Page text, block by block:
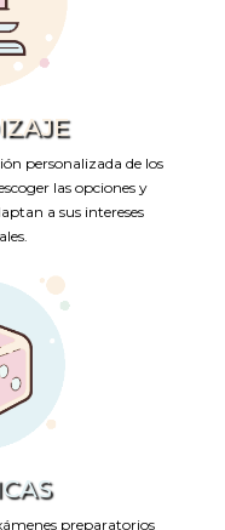
personalizada de los
las opciones y
a sus intereses
preparatorios